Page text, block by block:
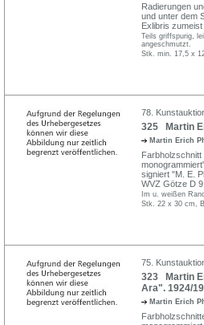
Radierungen
und unter dem
Exlibris
Teils griffspurig,
angeschmutzt.
Stk. min. 17,5 x
78.
325 Martin
Martin Erich
Farbholzschnitt
signiert "M. E.
WVZ Götze D
Im u. weißen
Stk. 22 x 30 cm,
75.
323 Martin
Ara". 1924/
Martin Erich